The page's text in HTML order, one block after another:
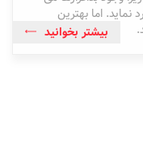
اما بهترین
بیشتر بخوانید